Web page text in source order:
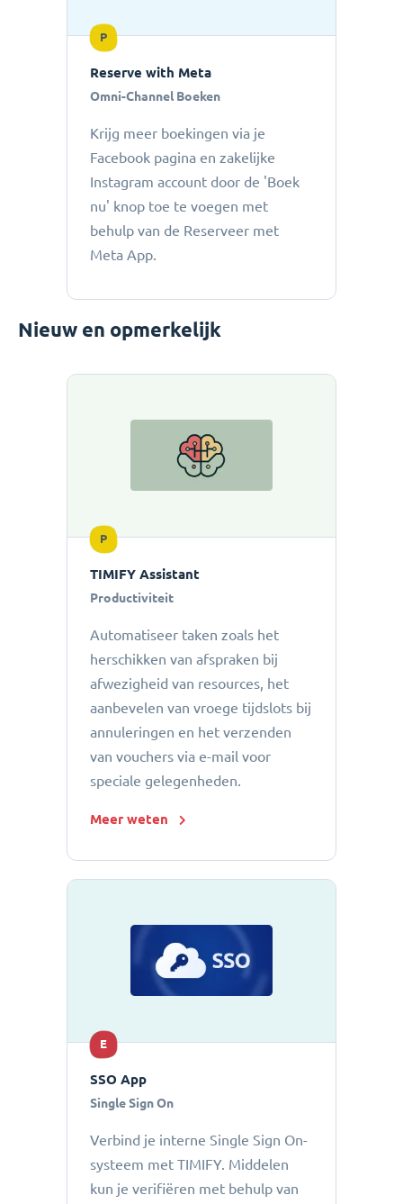
P
Reserve with Meta
Omni-Channel Boeken
Krijg meer boekingen via je
Facebook pagina en zakelijke
Instagram account door de 'Boek
nu' knop toe te voegen met
behulp van de Reserveer met
Meta App.
Nieuw en opmerkelijk
P
TIMIFY Assistant
Productiviteit
Automatiseer taken zoals het
herschikken van afspraken bij
afwezigheid van resources, het
aanbevelen van vroege tijdslots bij
annuleringen en het verzenden
van vouchers via e-mail voor
speciale gelegenheden.
Meer weten
E
SSO App
Single Sign On
Verbind je interne Single Sign On-
systeem met TIMIFY. Middelen
kun je verifiëren met behulp van